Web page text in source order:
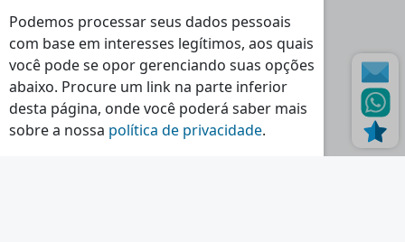
Podemos processar seus dados pessoais
com base em interesses legítimos, aos quais
você pode se opor gerenciando suas opções
abaixo. Procure um link na parte inferior
desta página, onde você poderá saber mais
sobre a nossa política de privacidade.
Rua dos Polomes 2C, 2560-321 Torres Vedras
Horário
Seg - Sex:
09:00 - 13:00
14:30 - 18:30
Sáb - Dom - Feriados:
Encerrado